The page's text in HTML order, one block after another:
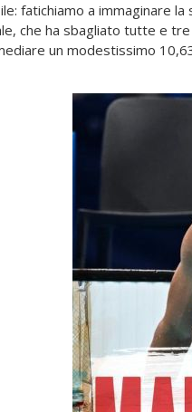
fatichiamo a immaginare
che ha sbagliato tutte e
un modestissimo